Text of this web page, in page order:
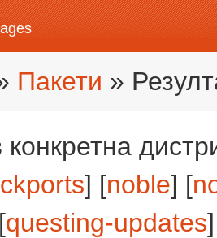
Пакети »
] [noble] [
questing-updates